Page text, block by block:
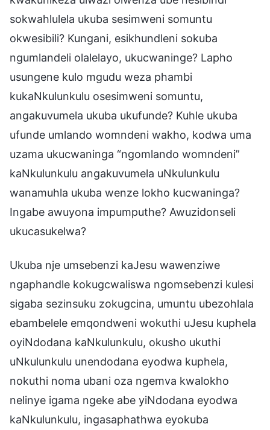
sokwahlulela ukuba sesimweni somuntu
okwesibili? Kungani, esikhundleni sokuba
ngumlandeli olalelayo, ukucwaninge? Lapho
usungene kulo mgudu weza phambi
kukaNkulunkulu osesimweni somuntu,
angakuvumela ukuba ukufunde? Kuhle ukuba
ufunde umlando womndeni wakho, kodwa uma
uzama ukucwaninga “ngomlando womndeni”
kaNkulunkulu angakuvumela uNkulunkulu
wanamuhla ukuba wenze lokho kucwaninga?
Ingabe awuyona impumputhe? Awuzidonseli
ukucasukelwa?
Ukuba nje umsebenzi kaJesu wawenziwe
ngaphandle kokugcwaliswa ngomsebenzi kulesi
sigaba sezinsuku zokugcina, umuntu ubezohlala
ebambelele emqondweni wokuthi uJesu kuphela
oyiNdodana kaNkulunkulu, okusho ukuthi
uNkulunkulu unendodana eyodwa kuphela,
nokuthi noma ubani oza ngemva kwalokho
nelinye igama ngeke abe yiNdodana eyodwa
kaNkulunkulu, ingasaphathwa eyokuba